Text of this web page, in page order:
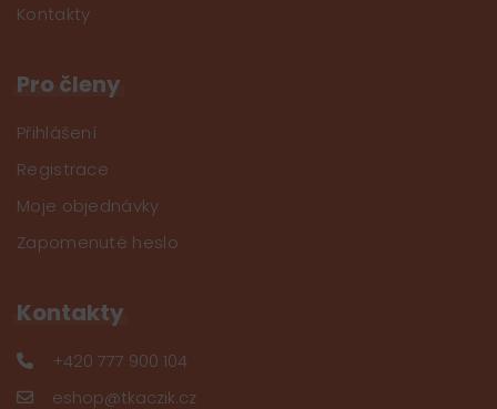
Kontakty
Pro členy
Přihlášení
Registrace
Moje objednávky
Zapomenuté heslo
Kontakty
+420 777 900 104
eshop@tkaczik.cz